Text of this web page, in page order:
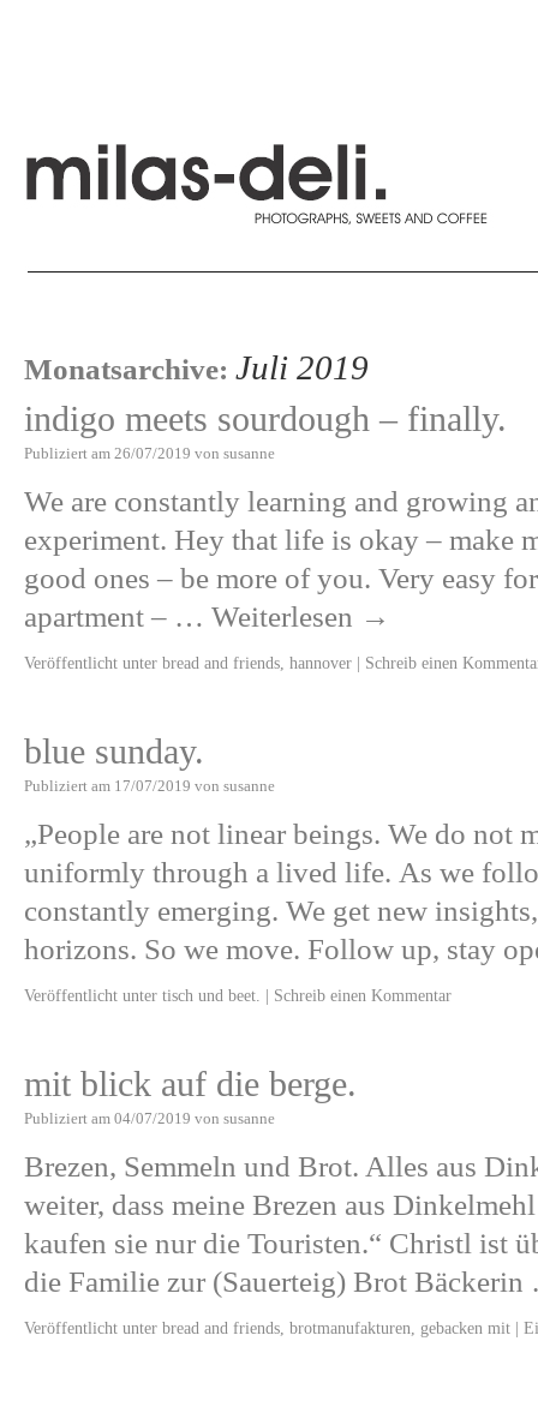
Monatsarchive: Juli 2019
indigo meets sourdough – finally.
Publiziert am 26/07/2019 von susanne
We are constantly learning and growing
experiment. Hey that life is okay – make
good ones – be more of you. Very easy
apartment – … Weiterlesen →
Veröffentlicht unter bread and friends hannover | Schreib einen
blue sunday.
Publiziert am 17/07/2019 von susanne
„People are not linear beings. We do not
uniformly through a lived life. As we
constantly emerging. We get new
horizons. So we move. Follow up, stay
Veröffentlicht unter tisch und beet. | Schreib einen Kommentar
mit blick auf die berge.
Publiziert am 04/07/2019 von susanne
Brezen, Semmeln und Brot. Alles aus
weiter, dass meine Brezen aus
kaufen sie nur die Touristen.“ Christl ist
die Familie zur (Sauerteig) Brot
Veröffentlicht unter bread and friends brotmanufakturen gebacken mit |